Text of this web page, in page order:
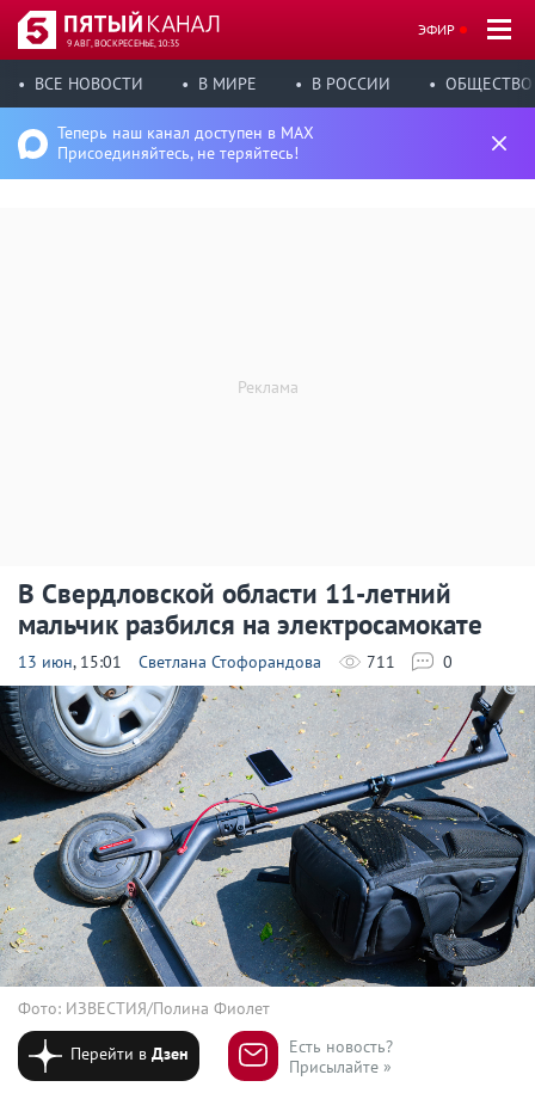
9 АВГ, ВОСКРЕСЕНЬЕ, 10:35
ЭФИР
ВСЕ НОВОСТИ В МИРЕ В РОССИИ ОБЩЕСТВО
Теперь наш канал доступен в MAX
Присоединяйтесь, не теряйтесь!
В Свердловской области 11-летний
мальчик разбился на электросамокате
13 июн, 15:01 Светлана Стофорандова 711 0
Фото: ИЗВЕСТИЯ/Полина Фиолет
Перейти вДзен
Есть новость?
Присылайте »